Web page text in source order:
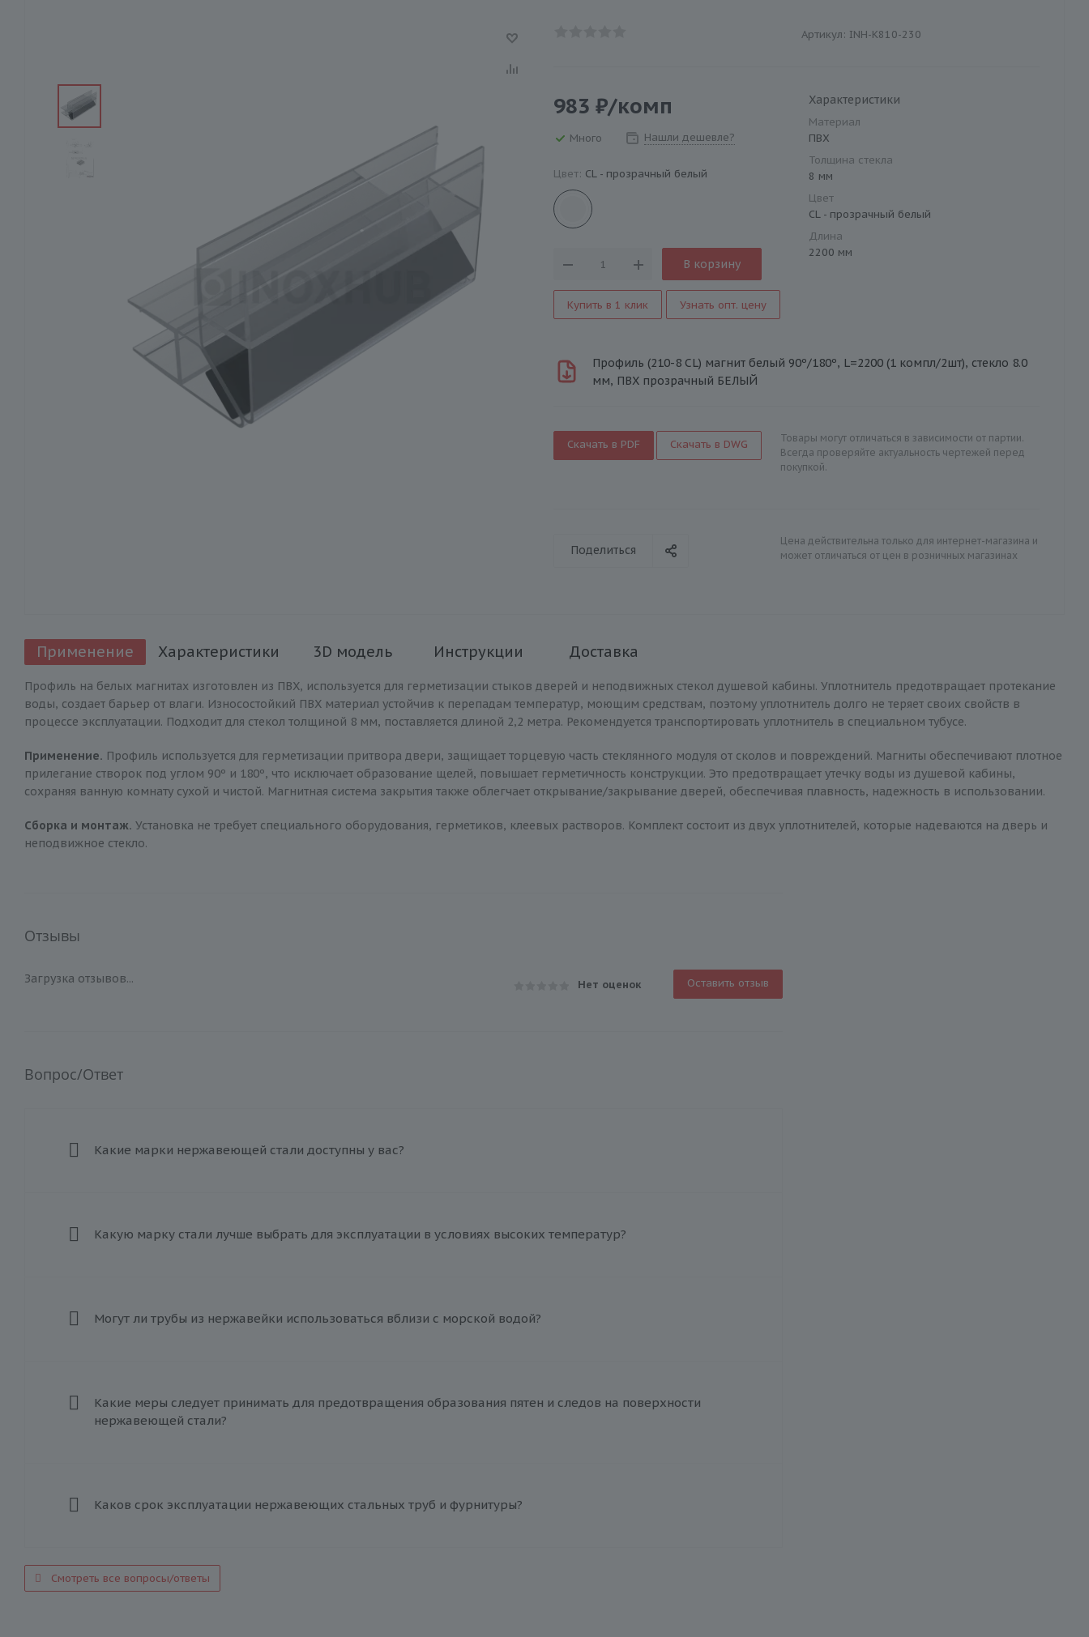
Артикул: INH-K810-230
983 ₽/комп
Много Нашли дешевле?
Цвет: CL - прозрачный белый
В корзину
Купить в 1 клик Узнать опт. цену
Характеристики
Материал
ПВХ
Толщина стекла
8 мм
Цвет
CL - прозрачный белый
Длина
2200 мм
Профиль (210-8 CL) магнит белый 90º/180º, L=2200 (1 компл/2шт), стекло 8.0
мм, ПВХ прозрачный БЕЛЫЙ
Скачать в PDF Скачать в DWG
Товары могут отличаться в зависимости от партии.
Всегда проверяйте актуальность чертежей перед
покупкой.
Поделиться
Цена действительна только для интернет-магазина и
может отличаться от цен в розничных магазинах
Применение Характеристики 3D модель Инструкции Доставка
Профиль на белых магнитах изготовлен из ПВХ, используется для герметизации стыков дверей и неподвижных стекол душевой кабины. Уплотнитель предотвращает протекание
воды, создает барьер от влаги. Износостойкий ПВХ материал устойчив к перепадам температур, моющим средствам, поэтому уплотнитель долго не теряет своих свойств в
процессе эксплуатации. Подходит для стекол толщиной 8 мм, поставляется длиной 2,2 метра. Рекомендуется транспортировать уплотнитель в специальном тубусе.
Применение. Профиль используется для герметизации притвора двери, защищает торцевую часть стеклянного модуля от сколов и повреждений. Магниты обеспечивают плотное
прилегание створок под углом 90º и 180º, что исключает образование щелей, повышает герметичность конструкции. Это предотвращает утечку воды из душевой кабины,
сохраняя ванную комнату сухой и чистой. Магнитная система закрытия также облегчает открывание/закрывание дверей, обеспечивая плавность, надежность в использовании.
Сборка и монтаж. Установка не требует специального оборудования, герметиков, клеевых растворов. Комплект состоит из двух уплотнителей, которые надеваются на дверь и
неподвижное стекло.
Отзывы
Нет оценок Оставить отзыв
Загрузка отзывов...
Вопрос/Ответ
Какие марки нержавеющей стали доступны у вас?
Какую марку стали лучше выбрать для эксплуатации в условиях высоких температур?
Могут ли трубы из нержавейки использоваться вблизи с морской водой?
Какие меры следует принимать для предотвращения образования пятен и следов на поверхности
нержавеющей стали?
Каков срок эксплуатации нержавеющих стальных труб и фурнитуры?
Смотреть все вопросы/ответы